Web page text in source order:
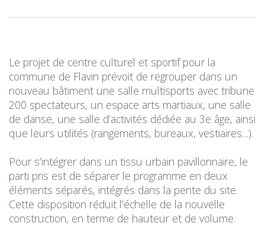
Le projet de centre culturel et sportif pour la
commune de Flavin prévoit de regrouper dans un
nouveau bâtiment une salle multisports avec tribune
200 spectateurs, un espace arts martiaux, une salle
de danse, une salle d’activités dédiée au 3e âge, ainsi
que leurs utilités (rangements, bureaux, vestiaires…).
Pour s’intégrer dans un tissu urbain pavillonnaire, le
parti pris est de séparer le programme en deux
éléments séparés, intégrés dans la pente du site.
Cette disposition réduit l’échelle de la nouvelle
construction, en terme de hauteur et de volume.